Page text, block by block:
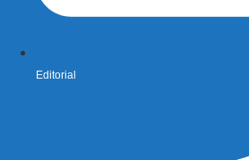
Editorial